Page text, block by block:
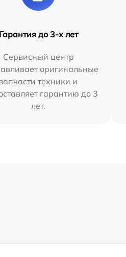
Гарантия до 3-х лет
Сервисный центр
оригинальные
техники и
гарантию до 3
лет.